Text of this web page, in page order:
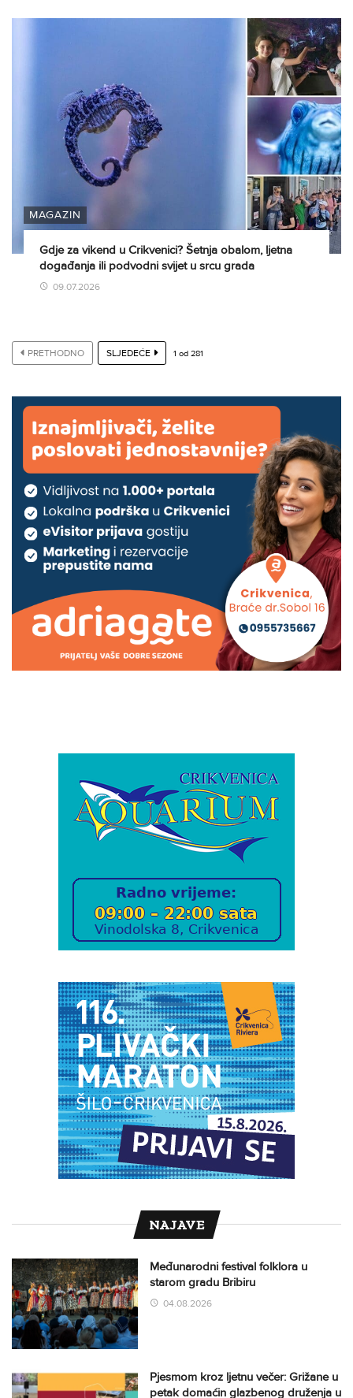
MAGAZIN
Gdje za vikend u Crikvenici? Šetnja obalom, ljetna
događanja ili podvodni svijet u srcu grada
09.07.2026
PRETHODNO SLJEDEĆE 1 od 281
NAJAVE
Međunarodni festival folklora u
starom gradu Bribiru
04.08.2026
Pjesmom kroz ljetnu večer: Grižane u
petak domaćin glazbenog druženja u